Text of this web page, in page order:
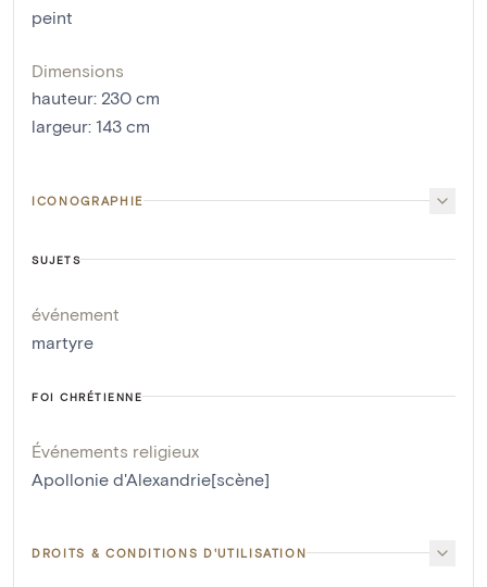
peint
Dimensions
hauteur: 230 cm
largeur: 143 cm
ICONOGRAPHIE
SUJETS
événement
martyre
FOI CHRÉTIENNE
Événements religieux
Apollonie d'Alexandrie[scène]
DROITS & CONDITIONS D'UTILISATION